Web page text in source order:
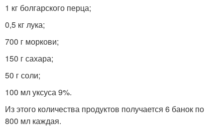
1 кг болгарского перца;
0,5 кг лука;
700 г моркови;
150 г сахара;
50 г соли;
100 мл уксуса 9%.
Из этого количества продуктов получается 6 банок по
800 мл каждая.